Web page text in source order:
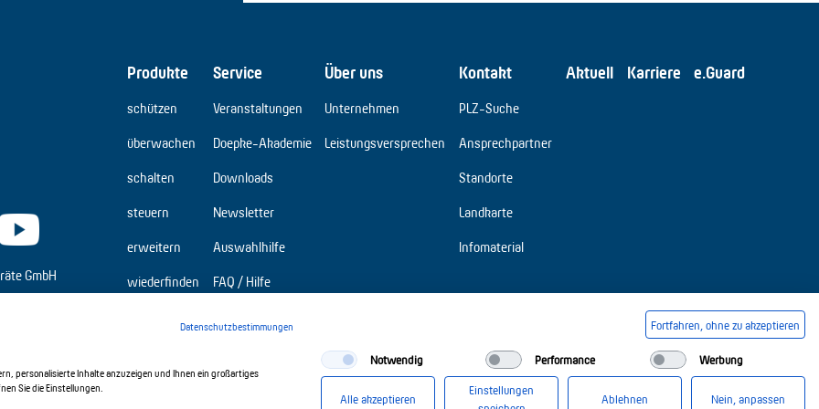
GmbH
Produkte
schützen
überwachen
schalten
steuern
erweitern
wiederfinden
Service
Veranstaltungen
Doepke-Akademie
Downloads
Newsletter
Auswahlhilfe
FAQ / Hilfe
Über uns
Unternehmen
Leistungsversprechen
Kontakt
PLZ-Suche
Ansprechpartner
Standorte
Landkarte
Infomaterial
Aktuell Karriere e.Guard
Fortfahren, ohne zu akzeptieren
Datenschutzbestimmungen
personalisierte Inhalte anzuzeigen und Ihnen ein großartiges
Sie die Einstellungen.
Notwendig Performance Werbung
Alle akzeptieren
Einstellungen
Ablehnen Nein, anpassen